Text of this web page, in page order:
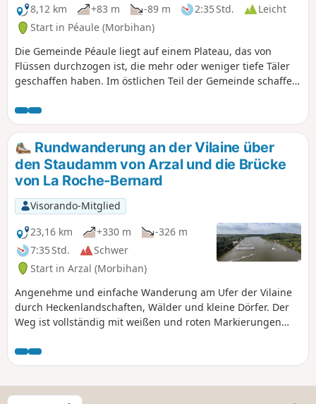
8,12 km
+83 m -89 m 2:35 Std.
Leicht
Start in Péaule (Morbihan)
Die Gemeinde Péaule liegt auf einem Plateau, das von
Flüssen durchzogen ist, die mehr oder weniger tiefe Täler
geschaffen haben. Im östlichen Teil der Gemeinde schaffen
waldreiche Atmosphäre, in der man gerne spazieren geht.
Laubbäume an den Hängen und im Talgrund und
Nadelbäume auf den Hochebenen bilden den Rahmen für
diesen schattigen Spaziergang, bei dem Hohlwege auf von
Bäumen gesäumte Alleen folgen.
Rundwanderung an der Vilaine über
den Staudamm von Arzal und die Brücke
von La Roche-Bernard
Visorando-Mitglied
23,16 km
+330 m
-326 m
7:35 Std.
Schwer
Start in Arzal (Morbihan)
Angenehme und einfache Wanderung am Ufer der Vilaine
durch Heckenlandschaften, Wälder und kleine Dörfer. Der
Weg ist vollständig mit weißen und roten Markierungen
ausgeschildert.
W